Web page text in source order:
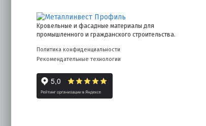
Кровельные и фасадные материалы для
промышленного и гражданского строительства.
Политика конфиденциальности
Рекомендательные технологии